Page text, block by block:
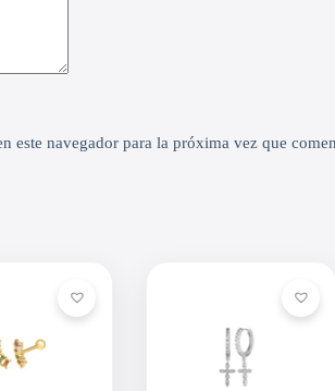
este navegador para la próxima vez que